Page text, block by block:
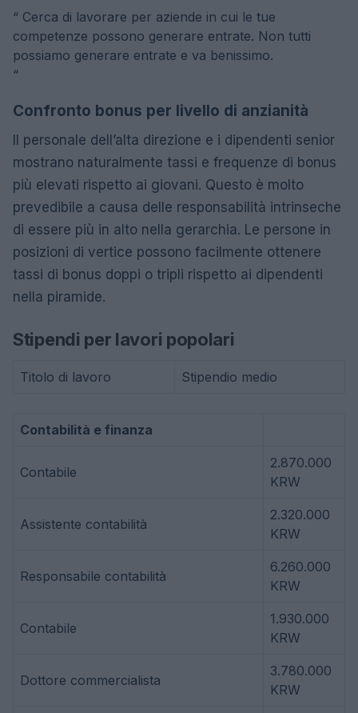
“ Cerca di lavorare per aziende in cui le tue
competenze possono generare entrate. Non tutti
possiamo generare entrate e va benissimo.
“
Confronto bonus per livello di anzianità
Il personale dell’alta direzione e i dipendenti senior
mostrano naturalmente tassi e frequenze di bonus
più elevati rispetto ai giovani. Questo è molto
prevedibile a causa delle responsabilità intrinseche
di essere più in alto nella gerarchia. Le persone in
posizioni di vertice possono facilmente ottenere
tassi di bonus doppi o tripli rispetto ai dipendenti
nella piramide.
Stipendi per lavori popolari
Titolo di lavoro Stipendio medio
Contabilità e finanza
Contabile
2.870.000
KRW
Assistente contabilità
2.320.000
KRW
Responsabile contabilità
6.260.000
KRW
Contabile
1.930.000
KRW
Dottore commercialista
3.780.000
KRW